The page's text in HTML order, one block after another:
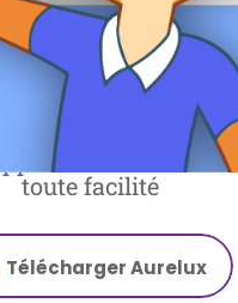
application
le
toute facilité
Télécharger Aurelux